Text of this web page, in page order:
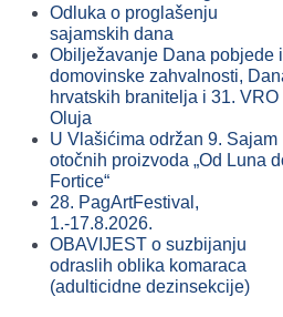
Odluka o proglašenju
sajamskih dana
Obilježavanje Dana pobjede i
domovinske zahvalnosti,
hrvatskih branitelja i 31. VRO
Oluja
U Vlašićima održan 9. Sajam
otočnih proizvoda „Od Luna
Fortice“
28. PagArtFestival,
1.-17.8.2026.
OBAVIJEST o suzbijanju
odraslih oblika komaraca
(adulticidne dezinsekcije)